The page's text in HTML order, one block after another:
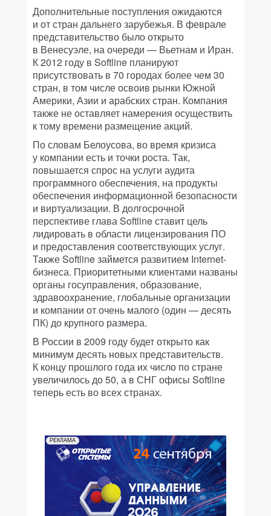
Дополнительные поступления ожидаются
и от стран дальнего зарубежья. В феврале
представительство было открыто
в Венесуэле, на очереди — Вьетнам и Иран.
К 2012 году в Softline планируют
присутствовать в 70 городах более чем 30
стран, в том числе освоив рынки Южной
Америки, Азии и арабских стран. Компания
также не оставляет намерения осуществить
к тому времени размещение акций.
По словам Белоусова, во время кризиса
у компании есть и точки роста. Так,
повышается спрос на услуги аудита
программного обеспечения, на продукты
обеспечения информационной безопасности
и виртуализации. В долгосрочной
перспективе глава Softline ставит цель
лидировать в области лицензирования ПО
и предоставления соответствующих услуг.
Также Softline займется развитием Internet-
бизнеса. Приоритетными клиентами названы
органы госуправления, образование,
здравоохранение, глобальные организации
и компании от очень малого (один — десять
ПК) до крупного размера.
В России в 2009 году будет открыто как
минимум десять новых представительств.
К концу прошлого года их число по стране
увеличилось до 50, а в СНГ офисы Softline
теперь есть во всех странах.
РЕКЛАМА